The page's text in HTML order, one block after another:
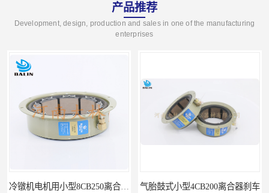
产品推荐
Development, design, production and sales in one of the manufacturing
enterprises
气胎鼓式小型4CB200离合器刹车